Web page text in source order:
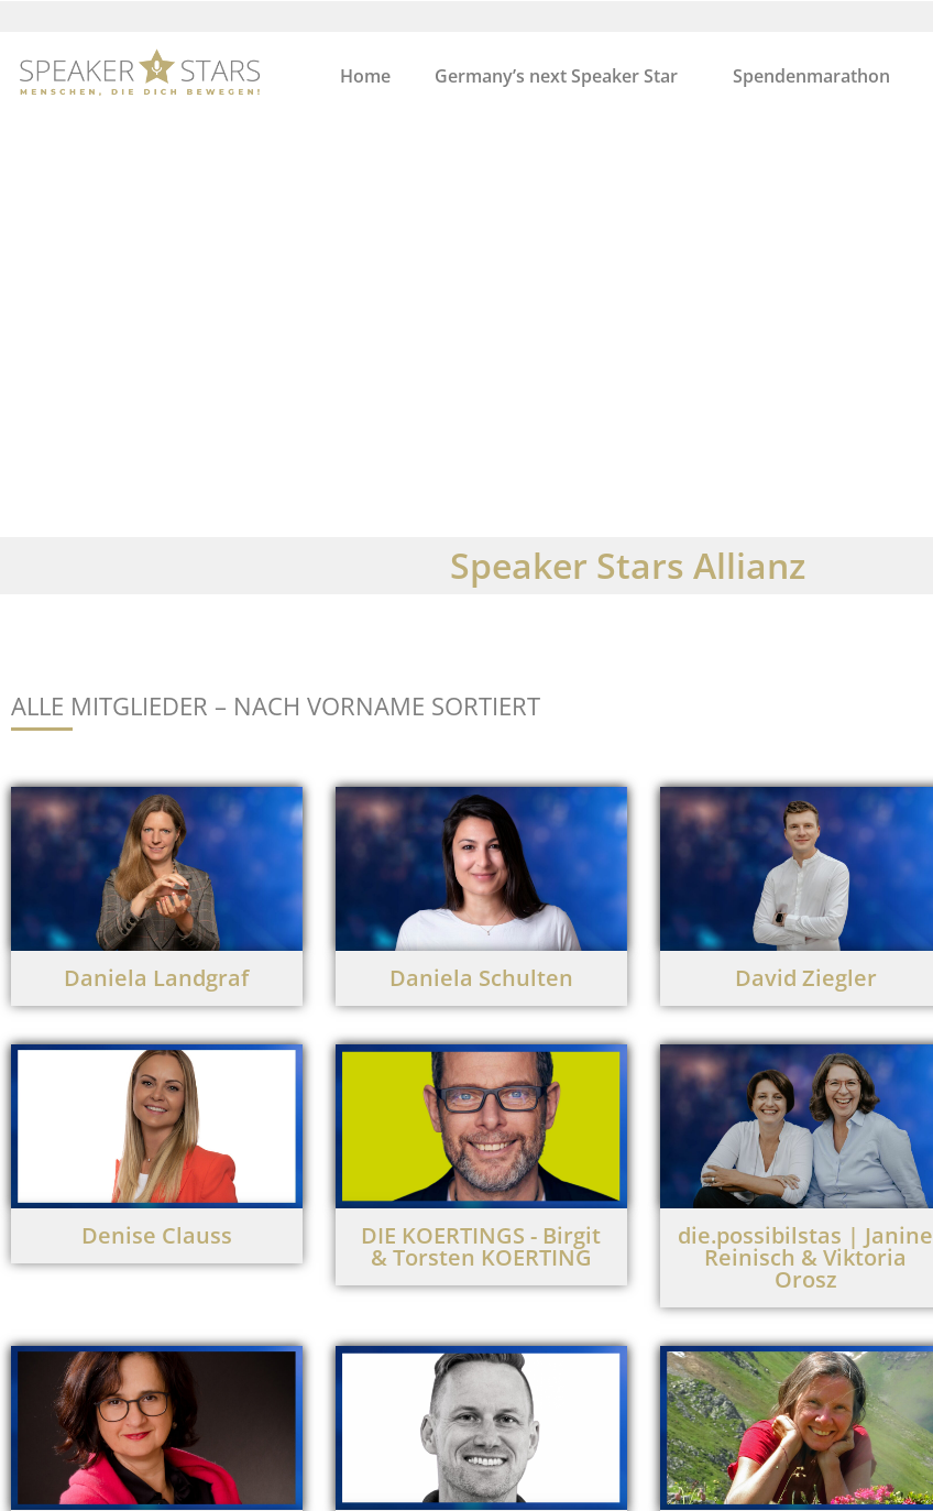
Home Germany’s next Speaker Star Spendenmarathon
Speaker Stars Allianz
ALLE MITGLIEDER – NACH VORNAME SORTIERT
Daniela Landgraf Daniela Schulten David Ziegler
Denise Clauss DIE KOERTINGS - Birgit
& Torsten KOERTING
die.possibilstas | Janine
Reinisch & Viktoria
Orosz